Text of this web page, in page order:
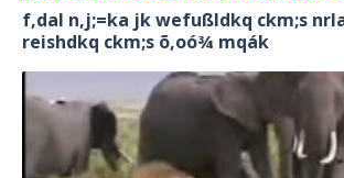
f,dal n,j;=ka jk wefußldkq ckm;s
reishdkq ckm;s õ,oó¾ mqák